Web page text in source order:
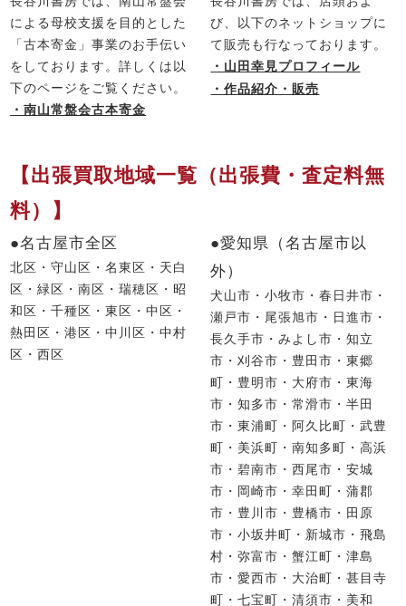
による母校支援を目的とした
「古本寄金」事業のお手伝い
をしております。詳しくは以
下のページをご覧ください。
・南山常盤会古本寄金
び、以下のネットショップに
て販売も行なっております。
・山田幸見プロフィール
・作品紹介・販売
【出張買取地域一覧（出張費・査定料無
料）】
●名古屋市全区
北区・守山区・名東区・天白
区・緑区・南区・瑞穂区・昭
和区・千種区・東区・中区・
熱田区・港区・中川区・中村
区・西区
●愛知県（名古屋市以
外）
犬山市・小牧市・春日井市・
瀬戸市・尾張旭市・日進市・
長久手市・みよし市・知立
市・刈谷市・豊田市・東郷
町・豊明市・大府市・東海
市・知多市・常滑市・半田
市・東浦町・阿久比町・武豊
町・美浜町・南知多町・高浜
市・碧南市・西尾市・安城
市・岡崎市・幸田町・蒲郡
市・豊川市・豊橋市・田原
市・小坂井町・新城市・飛島
村・弥富市・蟹江町・津島
市・愛西市・大治町・甚目寺
町・七宝町・清須市・美和